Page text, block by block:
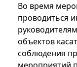
Во время
проводиться
объектов
соблюдения